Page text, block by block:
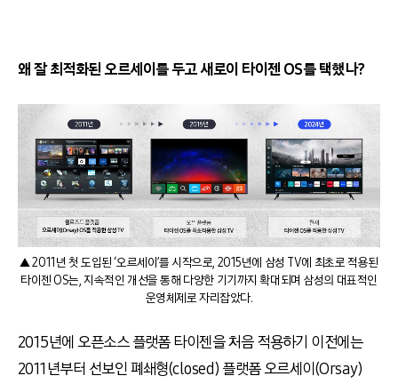
왜 잘 최적화된 오르세이를 두고 새로이 타이젠 OS를 택했나?
▲ 2011년 첫 도입된 ‘오르세이’를 시작으로, 2015년에 삼성 TV에 최초로 적용된
타이젠 OS는, 지속적인 개선을 통해 다양한 기기까지 확대되며 삼성의 대표적인
운영체제로 자리잡았다.
2015년에 오픈소스 플랫폼 타이젠을 처음 적용하기 이전에는
2011년부터 선보인 폐쇄형(closed) 플랫폼 오르세이(Orsay)